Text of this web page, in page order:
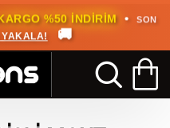
%50 İNDİRİM •
SON
YAKALA! 🚚